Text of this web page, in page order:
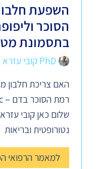
השפעת
הסוכר
בתסמונת
PhD קובי עזרא יעקב
האם צריכת חלבון
שלום כאן קובי
נטורופטית ובריאות
למאמר הרפואי